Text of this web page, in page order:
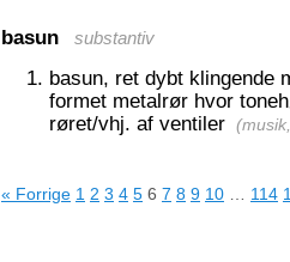
basun substantiv
basun, ret dybt klingende
formet metalrør hvor
røret/vhj. af ventiler (
« Forrige 1 2 3 4 5 6 7 8 9 10 114